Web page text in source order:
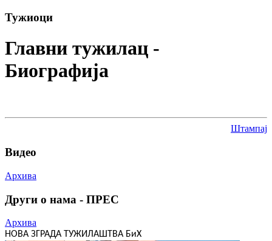
Тужиоци
Главни тужилац -
Биографија
Штампај
Видео
Архива
Други о нама - ПРЕС
Архива
НОВА ЗГРАДА ТУЖИЛАШТВА БиХ